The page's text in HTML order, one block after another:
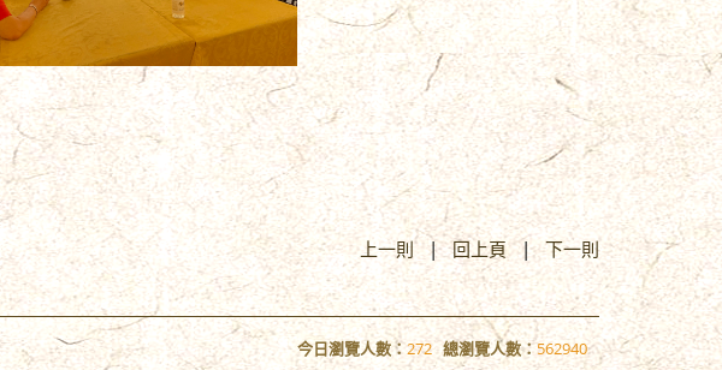
上一則|回上頁|下一則
今日瀏覽人數：272總瀏覽人數：562940